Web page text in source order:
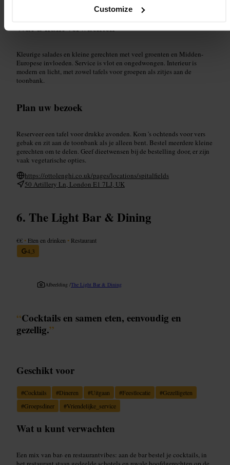
Customize
Gezelschapseten
Wat u kunt verwachten
Kleurige salades en kleine gerechten met veel groenten en Midden-
Europese invloeden. Service is vlot en ongedwongen. Interieur is
modern en licht, met zowel tafels voor groepen als zitjes aan de
toonbank.
Plan uw bezoek
Reserveer een tafel voor drukke avonden. Kom 's ochtends voor vers
gebak en zit aan de toonbank als je alleen bent. Bestel meerdere kleine
gerechten om te delen. Geef dieetwensen bij de bestelling door, er zijn
vaak vegetarische opties.
https://ottolenghi.co.uk/pages/locations/spitalfields
50 Artillery Ln, London E1 7LJ, UK
The Light Bar & Dining
€€ • Eten en drinken • Restaurant
4,3
Afbeelding /The Light Bar & Dining
“Cocktails en samen eten, eenvoudig en
gezellig.”
Geschikt voor
#Cocktails #Dineren #Uitgaan #Feestlocatie #Gezelligeten
#Groepsdiner #Vriendelijke_service
Wat u kunt verwachten
Een mix van bar- en restaurantvibes: aan de bar bestel je cocktails, in